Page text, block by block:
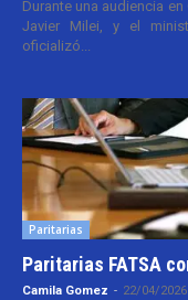
Durante una audiencia
Javier Milei, y el
oficializó...
Paritarias
Paritarias FATSA
Camila Gomez - 22/04/